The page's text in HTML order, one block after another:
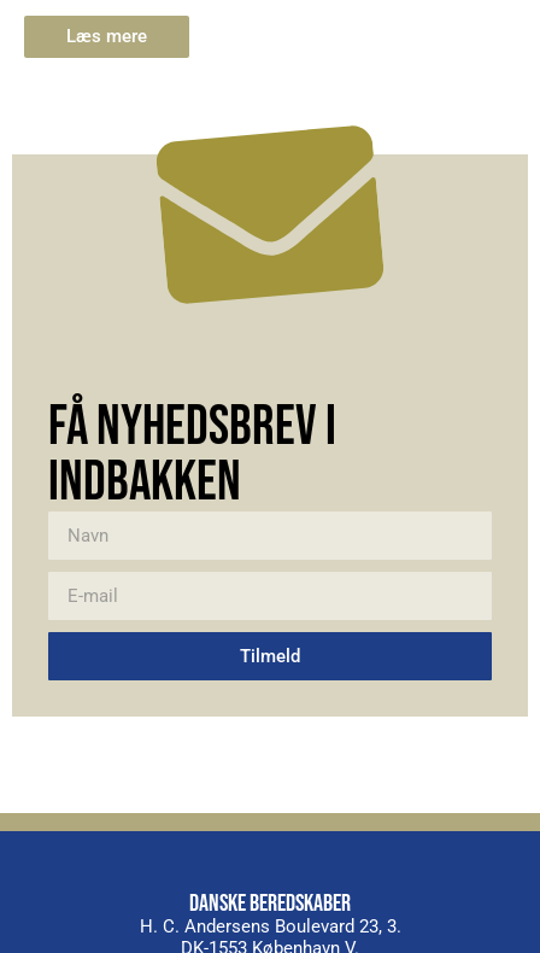
Læs mere
FÅ NYHEDSBREV I
INDBAKKEN
Tilmeld
DANSKE BEREDSKABER
H. C. Andersens Boulevard 23, 3.
DK-1553 København V.